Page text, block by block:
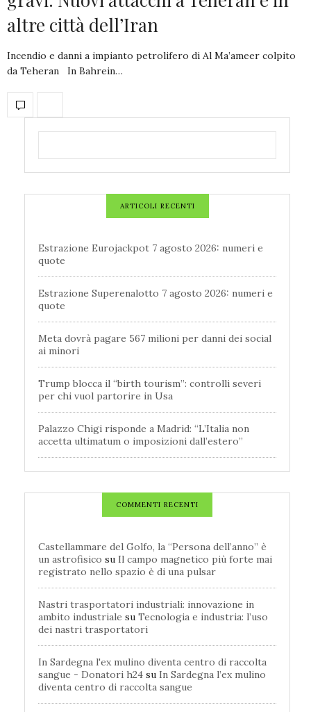
altre città dell’Iran
Incendio e danni a impianto petrolifero di Al Ma’ameer colpito
da Teheran In Bahrein…
ARTICOLI RECENTI
Estrazione Eurojackpot 7 agosto 2026: numeri e
quote
Estrazione Superenalotto 7 agosto 2026: numeri e
quote
Meta dovrà pagare 567 milioni per danni dei social
ai minori
Trump blocca il “birth tourism”: controlli severi
per chi vuol partorire in Usa
Palazzo Chigi risponde a Madrid: “L’Italia non
accetta ultimatum o imposizioni dall’estero”
COMMENTI RECENTI
Castellammare del Golfo, la “Persona dell’anno” è
un astrofisico su Il campo magnetico più forte mai
registrato nello spazio è di una pulsar
Nastri trasportatori industriali: innovazione in
ambito industriale su Tecnologia e industria: l’uso
dei nastri trasportatori
In Sardegna l'ex mulino diventa centro di raccolta
sangue - Donatori h24 su In Sardegna l’ex mulino
diventa centro di raccolta sangue